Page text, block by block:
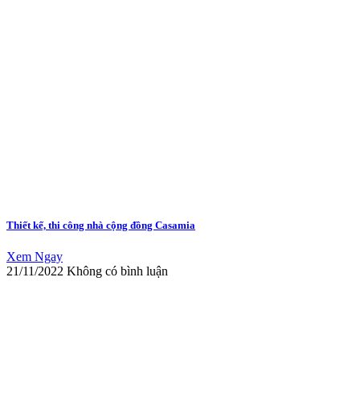
Thiết kế, thi công nhà cộng đồng Casamia
Xem Ngay
21/11/2022 Không có bình luận